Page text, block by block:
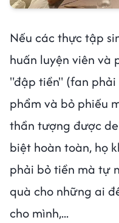
Nếu các thực tập
huấn luyện viên và
"đập tiền" (fan
phẩm và bỏ phiếu
thần tượng được
biệt hoàn toàn, họ
phải bỏ tiền mà tự
quà cho những ai
cho mình,...